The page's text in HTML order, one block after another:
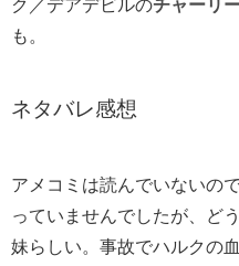
ク／デアデビルのチャーリ
も。
ネタバレ感想
アメコミは読んでいないの
っていませんでしたが、ど
妹らしい。事故でハルクの